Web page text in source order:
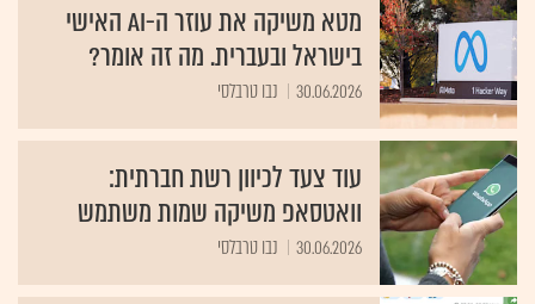
מטא משיקה את עוזר ה-AI האישי
בישראל ובעברית. מה זה אומר?
30.06.2026 נבו טרבלסי
עוד צעד לכיוון רשת חברתית:
וואטסאפ משיקה שמות משתמש
30.06.2026 נבו טרבלסי